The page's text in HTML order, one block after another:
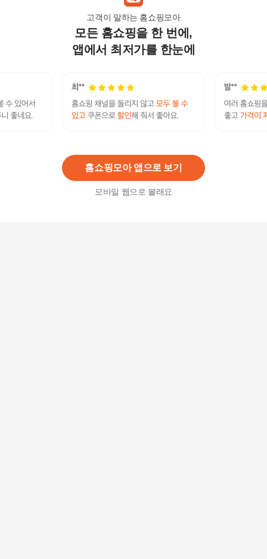
고객이 말하는 홈쇼핑모아
모든 홈쇼핑을 한 번에,
앱에서 최저가를 한눈에
홈쇼핑모아 앱으로 보기
모바일 웹으로 볼래요
멀티 베란다샷시로라 샤시부속 샤시롤러 샷시수리
21,200원
기타 멀티샷시로라 베란다샷시로라 8780_WDF96
5%12,920원